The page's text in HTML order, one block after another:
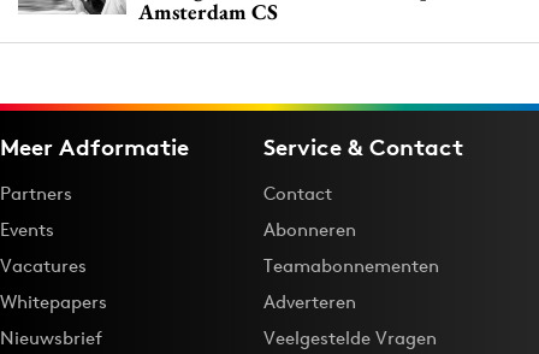
Amsterdam CS
Meer Adformatie
Partners
Events
Vacatures
Whitepapers
Nieuwsbrief
Service & Contact
Contact
Abonneren
Teamabonnementen
Adverteren
Veelgestelde Vragen